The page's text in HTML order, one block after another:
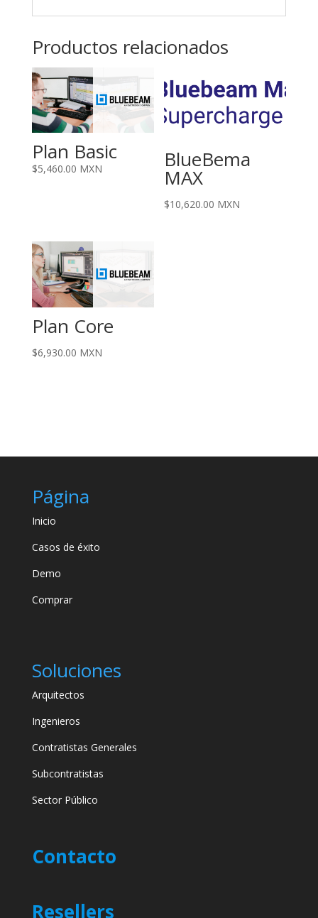
Productos relacionados
Plan Basic
$5,460.00 MXN BlueBema
MAX
$10,620.00 MXN
Plan Core
$6,930.00 MXN
Página
Inicio
Casos de éxito
Demo
Comprar
Soluciones
Arquitectos
Ingenieros
Contratistas Generales
Subcontratistas
Sector Público
Contacto
Resellers